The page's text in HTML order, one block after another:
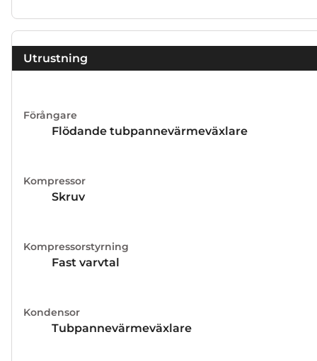
Utrustning
Förångare
Flödande tubpannevärmeväxlare
Kompressor
Skruv
Kompressorstyrning
Fast varvtal
Kondensor
Tubpannevärmeväxlare